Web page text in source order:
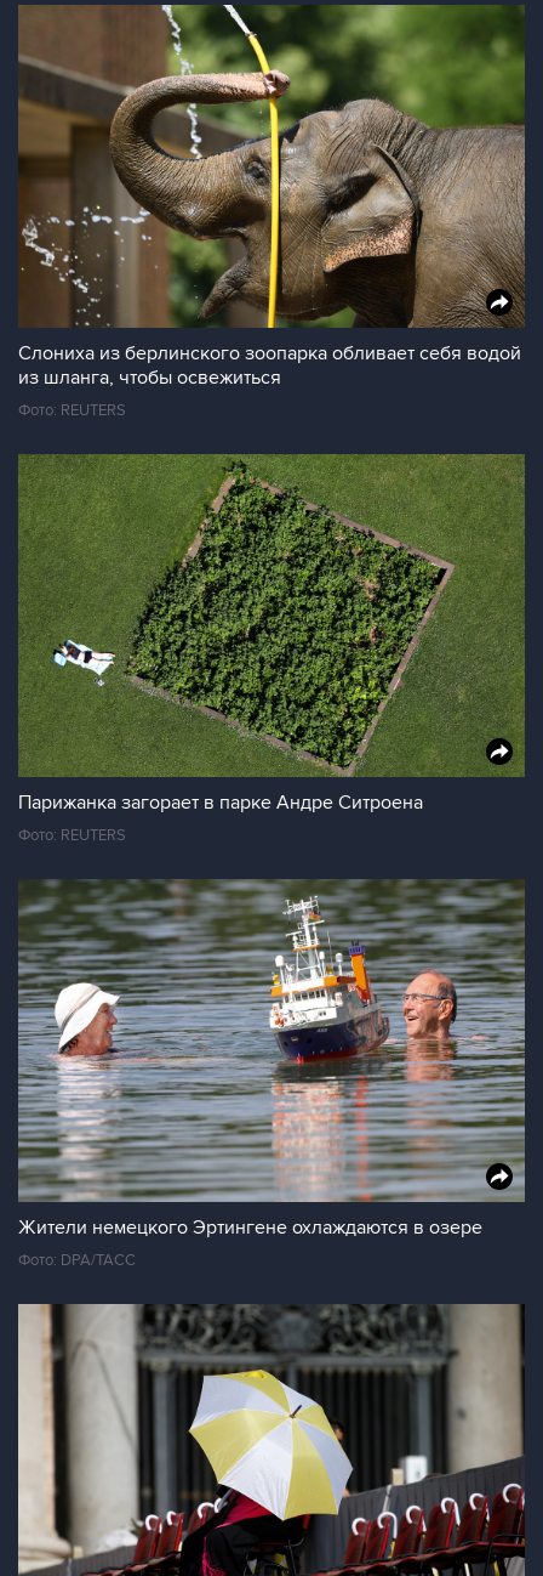
Слониха из берлинского зоопарка обливает себя водой
из шланга, чтобы освежиться
Фото: REUTERS
Парижанка загорает в парке Андре Ситроена
Фото: REUTERS
Жители немецкого Эртингене охлаждаются в озере
Фото: DPA/ТАСС